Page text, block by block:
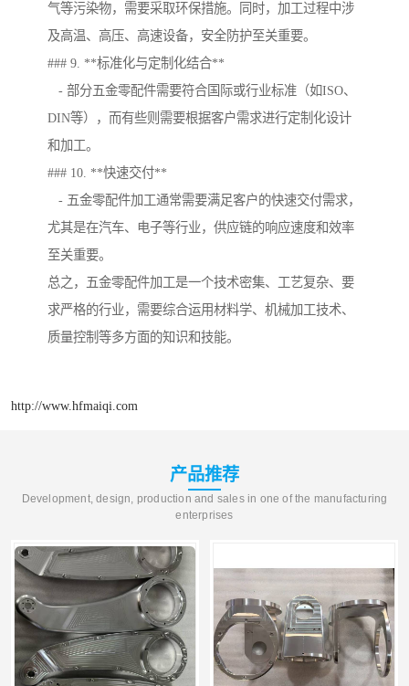
气等污染物，需要采取环保措施。同时，加工过程中涉
及高温、高压、高速设备，安全防护至关重要。
### 9. **标准化与定制化结合**
- 部分五金零配件需要符合国际或行业标准（如ISO、
DIN等），而有些则需要根据客户需求进行定制化设计
和加工。
### 10. **快速交付**
- 五金零配件加工通常需要满足客户的快速交付需求，
尤其是在汽车、电子等行业，供应链的响应速度和效率
至关重要。
总之，五金零配件加工是一个技术密集、工艺复杂、要
求严格的行业，需要综合运用材料学、机械加工技术、
质量控制等多方面的知识和技能。
http://www.hfmaiqi.com
产品推荐
Development, design, production and sales in one of the manufacturing
enterprises